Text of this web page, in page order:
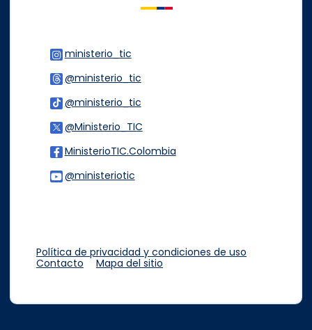
ministerio_tic
@ministerio_tic
@ministerio_tic
@Ministerio_TIC
MinisterioTIC.Colombia
@ministeriotic
Política de privacidad y condiciones de uso
Contacto
Mapa del sitio